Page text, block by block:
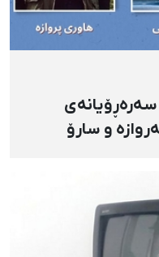
و سارۆ